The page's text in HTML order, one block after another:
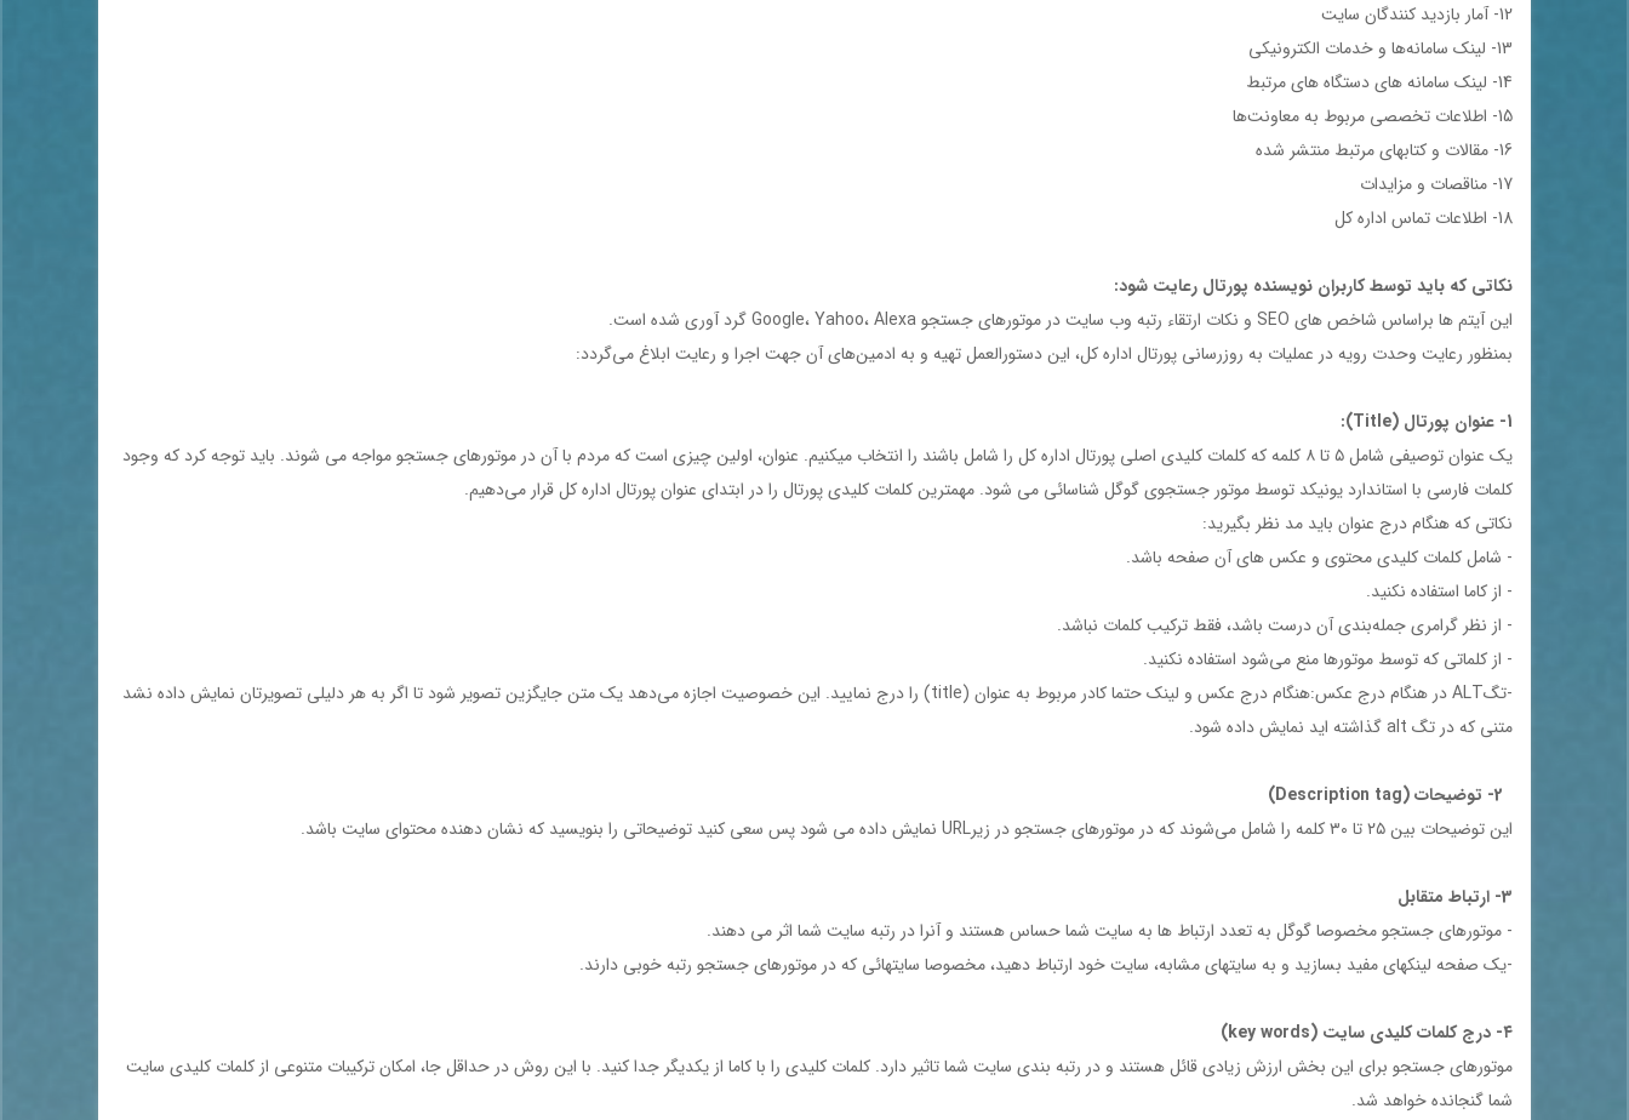
12- آمار بازدید کنندگان سایت
13- لينك سامانه‌ها و خدمات الكترونيكي
14- لینک سامانه های دستگاه های مرتبط
15- اطلاعات تخصصي مربوط به معاونت‌ها
16- مقالات و کتابهای مرتبط منتشر شده
17- مناقصات و مزايدات
18- اطلاعات تماس اداره کل
نكاتي كه بايد توسط کاربران نویسنده پورتال رعايت شود:
اين آيتم ها براساس شاخص هاي SEO و نكات ارتقاء رتبه وب سايت در موتورهاي جستجو Google، Yahoo، Alexa گرد آوري شده است.
بمنظور رعايت وحدت رويه در عمليات به روزرساني پورتال اداره کل، اين دستورالعمل تهيه و به ادمين‌هاي آن جهت اجرا و رعايت ابلاغ مي‌گردد:
1- عنوان پورتال (Title):
يك عنوان توصيفي شامل ۵ تا ۸ كلمه كه كلمات كليدي اصلي پورتال اداره کل را شامل باشند را انتخاب ميكنيم. عنوان، اولين چيزي است كه مردم با آن در موتورهاي جستجو مواجه مي شوند. بايد توجه كرد كه وجود
كلمات فارسي با استاندارد يونيكد توسط موتور جستجوي گوگل شناسائي مي شود. مهمترين كلمات كليدي پورتال را در ابتداي عنوان پورتال اداره کل قرار مي‌دهيم.
نكاتي كه هنگام درج عنوان بايد مد نظر بگيريد:
- شامل كلمات كليدي محتوي و عكس هاي آن صفحه باشد.
- از كاما استفاده نكنيد.
- از نظر گرامري جمله‌بندي آن درست باشد، فقط تركيب كلمات نباشد.
- از كلماتي كه توسط موتورها منع مي‌شود استفاده نكنيد.
-تگALT در هنگام درج عكس:هنگام درج عكس و لينك حتما كادر مربوط به عنوان (title) را درج نماييد. اين خصوصيت اجازه مي‌دهد يك متن جايگزين تصویر شود تا اگر به هر دليلي تصويرتان نمايش داده نشد
متني كه در تگ alt گذاشته ايد نمايش داده شود.
اين توضيحات بين ۲۵ تا ۳۰ كلمه را شامل مي‌شوند كه در موتورهاي جستجو در زيرURL نمايش داده مي شود پس سعي كنيد توضيحاتي را بنويسيد كه نشان دهنده محتواي سايت باشد.
3- ارتباط متقابل
- موتورهاي جستجو مخصوصا گوگل به تعدد ارتباط ها به سايت شما حساس هستند و آنرا در رتبه سايت شما اثر مي دهند.
-يك صفحه لينكهاي مفيد بسازيد و به سايتهاي مشابه، سايت خود ارتباط دهيد، مخصوصا سايتهائي كه در موتورهاي جستجو رتبه خوبي دارند.
۴- درج كلمات كليدي سايت (key words)
موتورهاي جستجو براي اين بخش ارزش زيادي قائل هستند و در رتبه بندي سايت شما تاثير دارد. كلمات كليدي را با كاما از يكديگر جدا كنيد. با اين روش در حداقل جا، امكان تركيبات متنوعي از كلمات كليدي سايت
شما گنجانده خواهد شد.